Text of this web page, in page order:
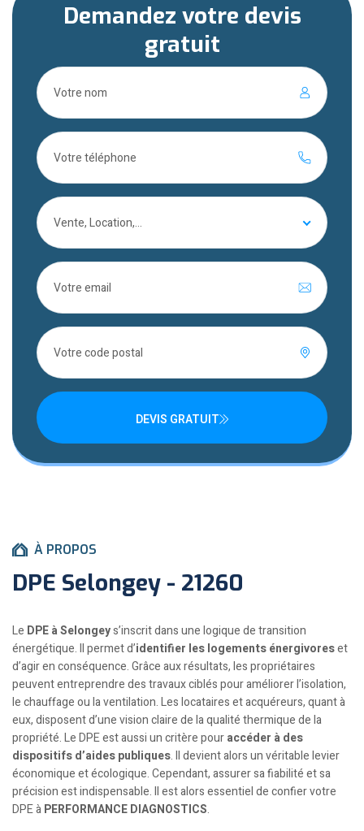
Demandez votre devis
gratuit
Vente, Location,...
DEVIS GRATUIT
À PROPOS
DPE Selongey - 21260
Le DPE à Selongeys’inscrit dans une logique de transition
énergétique. Il permet d’identifier les logements énergivoreset
d’agir en conséquence. Grâce aux résultats, les propriétaires
peuvent entreprendre des travaux ciblés pour améliorer l’isolation,
le chauffage ou la ventilation. Les locataires et acquéreurs, quant à
eux, disposent d’une vision claire de la qualité thermique de la
propriété. Le DPE est aussi un critère pouraccéder à des
dispositifs d’aides publiques. Il devient alors un véritable levier
économique et écologique. Cependant, assurer sa fiabilité et sa
précision est indispensable. Il est alors essentiel de confier votre
DPE àPERFORMANCE DIAGNOSTICS.